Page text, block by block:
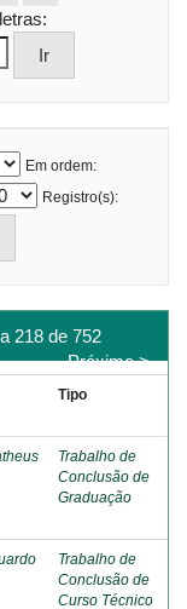
Em ordem:
Registro(s):
218 de 752
Próximo >
Tipo
Trabalho de
Conclusão de
Graduação
Trabalho de
Conclusão de
Curso Técnico